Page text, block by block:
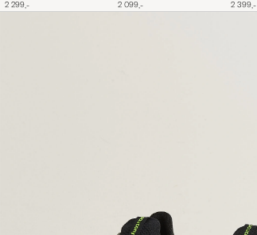
2 299,- 2 099,- 2 399,-